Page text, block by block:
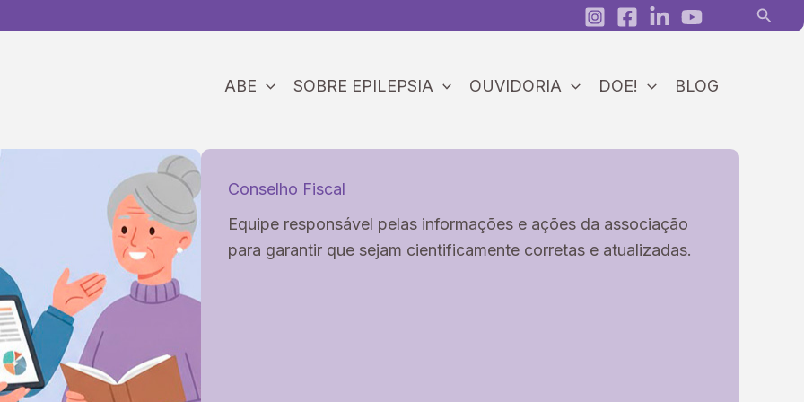
ABE SOBRE EPILEPSIA OUVIDORIA DOE! BLOG
Conselho Fiscal
Equipe responsável pelas informações e ações da associação
para garantir que sejam cientificamente corretas e atualizadas.